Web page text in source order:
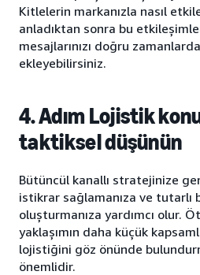
Kitlelerin markanızla nasıl
anladıktan sonra bu
mesajlarınızı doğru
ekleyebilirsiniz.
4. Adım Lojistik
taktiksel düşünün
Bütüncül kanallı stratejinize
istikrar sağlamanıza ve tutarlı
oluşturmanıza yardımcı olur.
yaklaşımın daha küçük
lojistiğini göz önünde
önemlidir.